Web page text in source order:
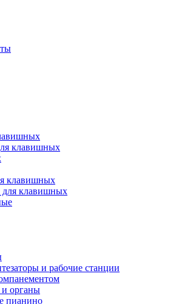
клавишных
клавишных
для клавишных
и рабочие станции
органы
пианино